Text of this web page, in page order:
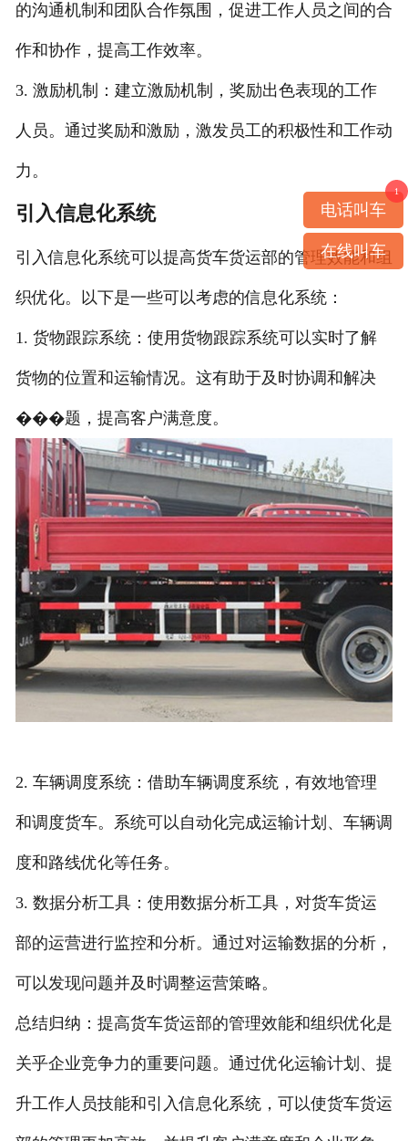
的沟通机制和团队合作氛围，促进工作人员之间的合
作和协作，提高工作效率。
3. 激励机制：建立激励机制，奖励出色表现的工作
人员。通过奖励和激励，激发员工的积极性和工作动
力。
引入信息化系统
引入信息化系统可以提高货车货运部的管理效能和组
织优化。以下是一些可以考虑的信息化系统：
1. 货物跟踪系统：使用货物跟踪系统可以实时了解
货物的位置和运输情况。这有助于及时协调和解决
���题，提高客户满意度。
2. 车辆调度系统：借助车辆调度系统，有效地管理
和调度货车。系统可以自动化完成运输计划、车辆调
度和路线优化等任务。
3. 数据分析工具：使用数据分析工具，对货车货运
部的运营进行监控和分析。通过对运输数据的分析，
可以发现问题并及时调整运营策略。
总结归纳：提高货车货运部的管理效能和组织优化是
关乎企业竞争力的重要问题。通过优化运输计划、提
升工作人员技能和引入信息化系统，可以使货车货运
电话叫车
1
在线叫车